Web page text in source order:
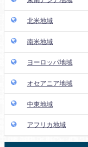
北米地域
南米地域
ヨーロッパ地域
オセアニア地域
中東地域
アフリカ地域